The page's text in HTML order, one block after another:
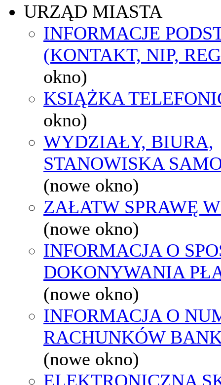
URZĄD MIASTA
INFORMACJE
(KONTAKT, NIP,
okno)
KSIĄŻKA
okno)
WYDZIAŁY, BIURA,
STANOWISKA
(nowe okno)
ZAŁATW SPRAWĘ
(nowe okno)
INFORMACJA O
DOKONYWANIA
(nowe okno)
INFORMACJA O
RACHUNKÓW
(nowe okno)
ELEKTRONICZNA